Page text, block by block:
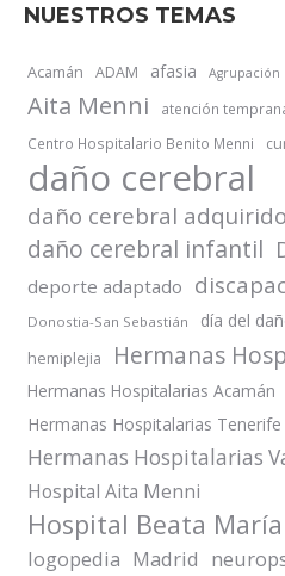
NUESTROS TEMAS
Acamán ADAM afasia Agrupación
Aita Menni atención
Centro Hospitalario Benito Menni
daño cerebral
daño cerebral adquirido
daño cerebral infantil
deporte adaptado
Donostia-San Sebastián día del
hemiplejia Hermanas
Hermanas Hospitalarias Acamán
Hermanas Hospitalarias Tenerife
Hermanas Hospitalarias
Hospital Aita Menni
Hospital Beata
logopedia Madrid